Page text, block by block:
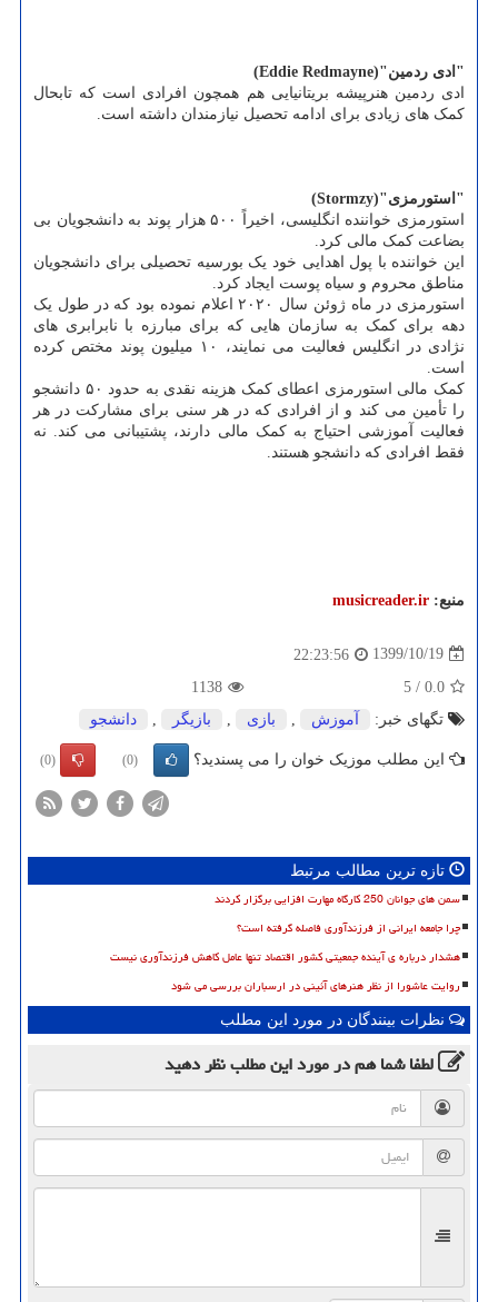
"ادی ردمین"(Eddie Redmayne)
ادی ردمین هنرپیشه بریتانیایی هم همچون افرادی است که تابحال
کمک های زیادی برای ادامه تحصیل نیازمندان داشته است.
"استورمزی"(Stormzy)
استورمزی خواننده انگلیسی، اخیراً ۵۰۰ هزار پوند به دانشجویان بی
بضاعت کمک مالی کرد.
این خواننده با پول اهدایی خود یک بورسیه تحصیلی برای دانشجویان
مناطق محروم و سیاه پوست ایجاد کرد.
استورمزی در ماه ژوئن سال ۲۰۲۰ اعلام نموده بود که در طول یک
دهه برای کمک به سازمان هایی که برای مبارزه با نابرابری های
نژادی در انگلیس فعالیت می نمایند، ۱۰ میلیون پوند مختص کرده
است.
کمک مالی استورمزی اعطای کمک هزینه نقدی به حدود ۵۰ دانشجو
را تأمین می کند و از افرادی که در هر سنی برای مشارکت در هر
فعالیت آموزشی احتیاج به کمک مالی دارند، پشتیبانی می کند. نه
فقط افرادی که دانشجو هستند.
منبع: musicreader.ir
1399/10/19
22:23:56
0.0
/
5
1138
تگهای خبر:
آموزش بازی بازیگر دانشجو
این مطلب موزیک خوان را می پسندید؟ (0)
(0)
تازه ترین مطالب مرتبط
سمن های جوانان 250 کارگاه مهارت افزایی برگزار کردند
چرا جامعه ایرانی از فرزندآوری فاصله گرفته است؟
هشدار درباره ی آینده جمعیتی کشور اقتصاد تنها عامل کاهش فرزندآوری نیست
روایت عاشورا از نظر هنرهای آئینی در ارسباران بررسی می شود
نظرات بینندگان در مورد این مطلب
لطفا شما همدر مورد این مطلبنظر دهید